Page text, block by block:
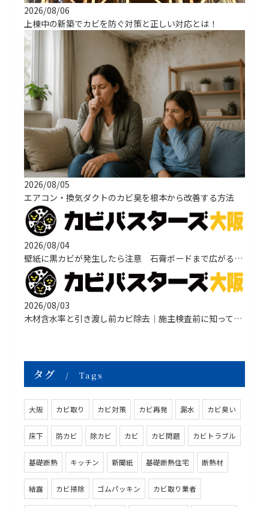
2026/08/06
上棟中の新築でカビを防ぐ対策と正しい対応とは！
2026/08/05
エアコン・換気ダクトのカビ臭を根本から改善する方法
2026/08/04
壁紙に黒カビが発生したら注意 石膏ボードまで広がる原因と正しい改善方法
2026/08/03
木材含水率と引き渡し前カビ除去｜施主検査前に知っておきたい原因・対策・
タグ Tags
大阪 カビ取り カビ対策 カビ再発 漏水 カビ臭い
床下 防カビ 除カビ カビ カビ問題 カビトラブル
基礎断熱 キッチン 新聞紙 基礎断熱住宅 断熱材
結露 カビ掃除 ゴムパッキン カビ取り業者